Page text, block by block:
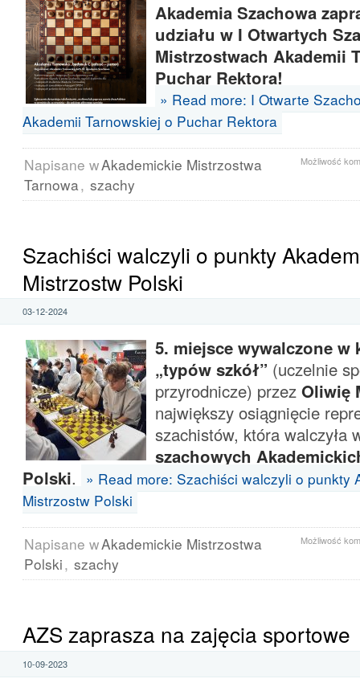
Akademia Szachowa
udziału w I Otwartych
Mistrzostwach Akademii
Puchar Rektora!
» Read more: I Otwarte
Akademii Tarnowskiej o Puchar Rektora
Możliwość
Napisane wAkademickie Mistrzostwa
Tarnowa, szachy
Szachiści walczyli o punkty
Mistrzostw Polski
03-12-2024
5. miejsce wywalczone w
„typów szkół” (uczelnie
przyrodnicze) przez Oliwię
największy osiągnięcie
szachistów, która walczyła
szachowych
Polski. » Read more: Szachiści walczyli o punkty
Mistrzostw Polski
Możliwość
Napisane wAkademickie Mistrzostwa
Polski, szachy
AZS zaprasza na zajęcia sportowe
10-09-2023